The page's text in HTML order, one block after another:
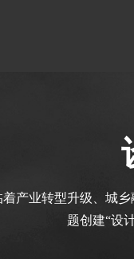
产业转型升级、城
题创建“设